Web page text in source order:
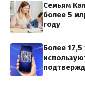
Семьям
более 5
году
Более